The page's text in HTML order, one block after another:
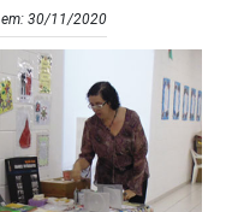
30/11/2020